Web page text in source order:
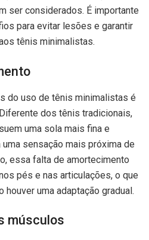
ser considerados. É importante
para evitar lesões e garantir
tênis minimalistas.
do uso de tênis minimalistas é
dos tênis tradicionais,
uma sola mais fina e
sensação mais próxima de
essa falta de amortecimento
pés e nas articulações, o que
uma adaptação gradual.
músculos